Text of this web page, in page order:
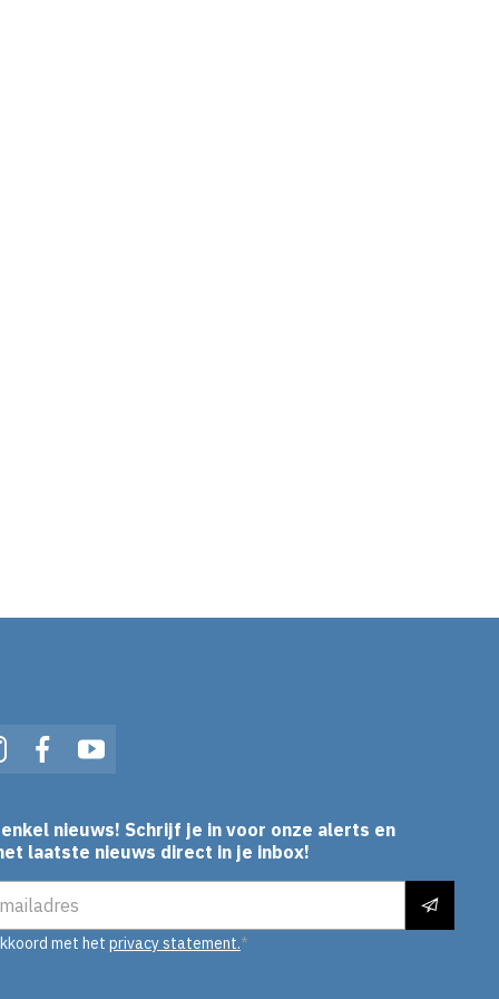
zichtbaar
FacebookYouTube
nieuws! Schrijf je in voor onze alerts en
laatste nieuws direct in je inbox!
met het privacy statement.